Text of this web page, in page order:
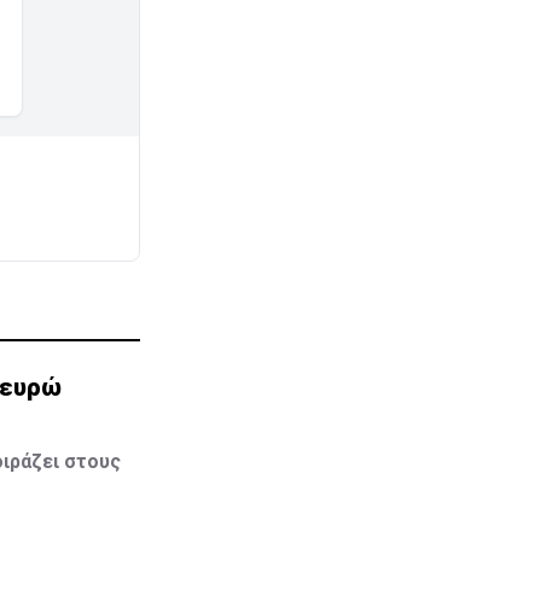
ευρώ
στους